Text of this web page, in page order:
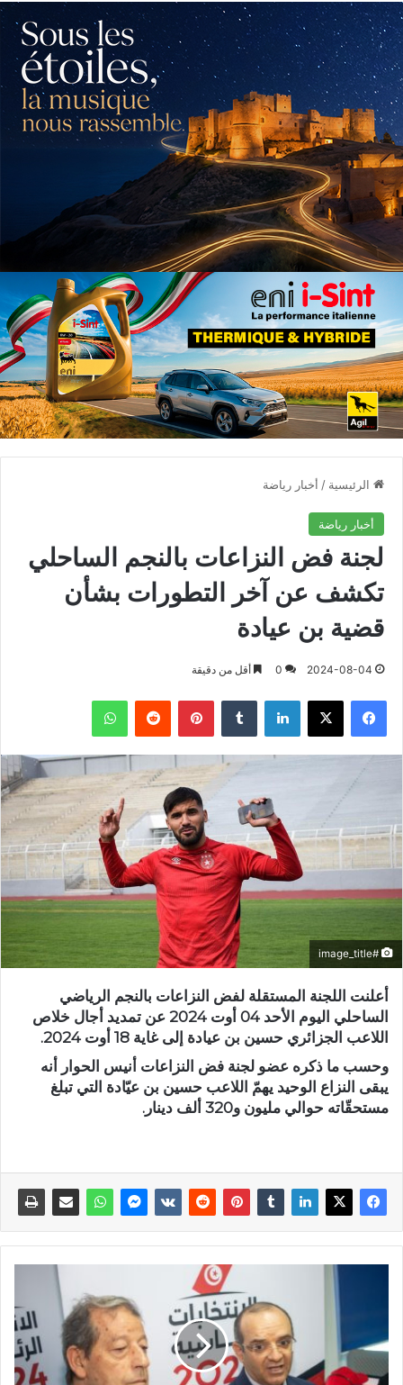
الرئيسية / أخبار رياضة
أخبار رياضة
لجنة فض النزاعات بالنجم الساحلي
تكشف عن آخر التطورات بشأن
قضية بن عيادة
2024-08-04
0 أقل من دقيقة
فيسبوك X لينكدإن بينتيريست واتساب
#image_title
أعلنت اللجنة المستقلة لفض النزاعات بالنجم الرياضي
الساحلي اليوم الأحد 04 أوت 2024 عن تمديد أجال خلاص
اللاعب الجزائري حسين بن عيادة إلى غاية 18 أوت 2024.
وحسب ما ذكره عضو لجنة فض النزاعات أنيس الحوار أنه
يبقى النزاع الوحيد يهمّ اللاعب حسين بن عيّادة التي تبلغ
مستحقّاته حوالي مليون و320 ألف دينار.